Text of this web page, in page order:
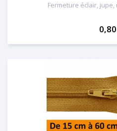
Fermeture éclair,